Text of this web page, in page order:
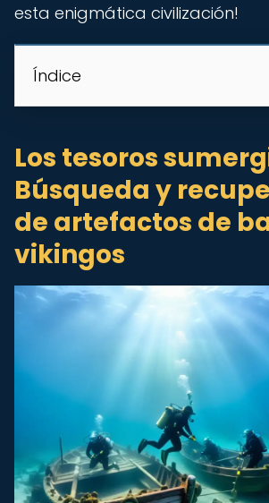
esta enigmática civilización!
Índice
Los tesoros
Búsqueda y
de artefactos de
vikingos